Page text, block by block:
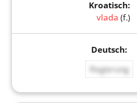
vlada (f.)
Regierung